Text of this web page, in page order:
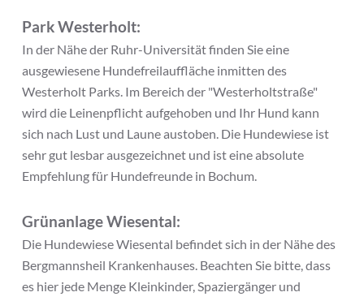
Park Westerholt:
In der Nähe der Ruhr-Universität finden Sie eine
ausgewiesene Hundefreilauffläche inmitten des
Westerholt Parks. Im Bereich der "Westerholtstraße"
wird die Leinenpflicht aufgehoben und Ihr Hund kann
sich nach Lust und Laune austoben. Die Hundewiese ist
sehr gut lesbar ausgezeichnet und ist eine absolute
Empfehlung für Hundefreunde in Bochum.
Grünanlage Wiesental:
Die Hundewiese Wiesental befindet sich in der Nähe des
Bergmannsheil Krankenhauses. Beachten Sie bitte, dass
es hier jede Menge Kleinkinder, Spaziergänger und